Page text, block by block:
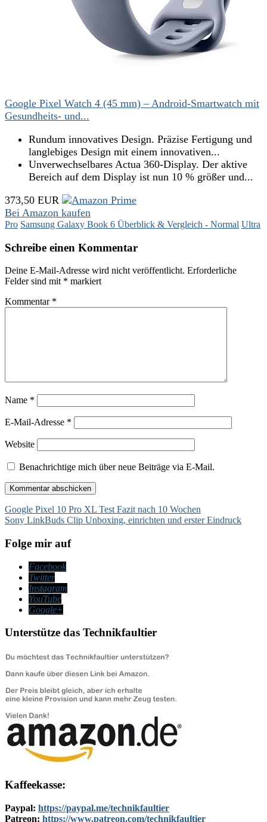
Google Pixel Watch 4 (45 mm) – Android-Smartwatch mit
Gesundheits- und...
Rundum innovatives Design. Präzise Fertigung und
langlebiges Design mit einem innovativen...
Unverwechselbares Actua 360-Display. Der aktive
Bereich auf dem Display ist nun 10 % größer und...
373,50 EUR
Bei Amazon kaufen
Pro Samsung Galaxy Book 6 Überblick & Vergleich - Normal Ultra
Schreibe einen Kommentar
Deine E-Mail-Adresse wird nicht veröffentlicht. Erforderliche
Felder sind mit * markiert
Kommentar *
Name *
E-Mail-Adresse *
Website
Benachrichtige mich über neue Beiträge via E-Mail.
Beitragsnavigation
Google Pixel 10 Pro XL Test Fazit nach 10 Wochen
Sony LinkBuds Clip Unboxing, einrichten und erster Eindruck
Folge mir auf
Facebook
Twitter
Instagram
YouTube
Google+
Unterstütze das Technikfaultier
Kaffeekasse:
Paypal: https://paypal.me/technikfaultier
Patreon: https://www.patreon.com/technikfaultier